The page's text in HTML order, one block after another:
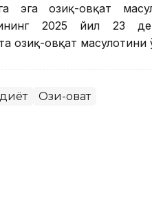
эга озиқ-овқат
2025 йил 23
озиқ-овқат маҳсулотини
Озиқ-овқат